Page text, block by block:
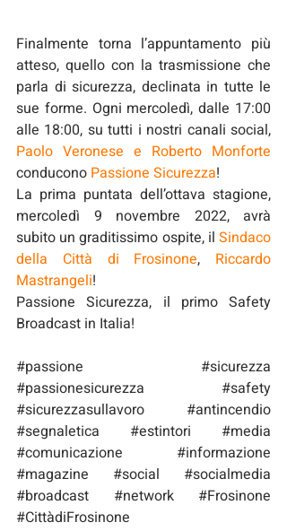
Finalmente torna l’appuntamento più
atteso, quello con la trasmissione che
parla di sicurezza, declinata in tutte le
sue forme. Ogni mercoledì, dalle 17:00
Paolo Veronese e Roberto Monforte
conducono Passione Sicurezza!
La prima puntata dell’ottava stagione,
mercoledì 9 novembre 2022, avrà
subito un graditissimo ospite, il Sindaco
della Città di Frosinone, Riccardo
Mastrangeli!
Passione Sicurezza, il primo Safety
Broadcast in Italia!
#passione
#sicurezza
#passionesicurezza
#safety
#sicurezzasullavoro
#antincendio
#segnaletica
#estintori
#media
#comunicazione
#informazione
#magazine
#social
#socialmedia
#broadcast
#network
#Frosinone
#CittàdiFrosinone